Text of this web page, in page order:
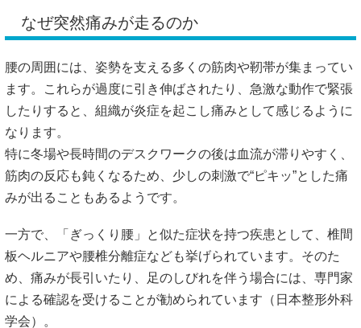
なぜ突然痛みが走るのか
腰の周囲には、姿勢を支える多くの筋肉や靭帯が集まってい
ます。これらが過度に引き伸ばされたり、急激な動作で緊張
したりすると、組織が炎症を起こし痛みとして感じるように
なります。
特に冬場や長時間のデスクワークの後は血流が滞りやすく、
筋肉の反応も鈍くなるため、少しの刺激で“ピキッ”とした痛
みが出ることもあるようです。
一方で、「ぎっくり腰」と似た症状を持つ疾患として、椎間
板ヘルニアや腰椎分離症なども挙げられています。そのた
め、痛みが長引いたり、足のしびれを伴う場合には、専門家
による確認を受けることが勧められています（ 日本整形外科
学会）。